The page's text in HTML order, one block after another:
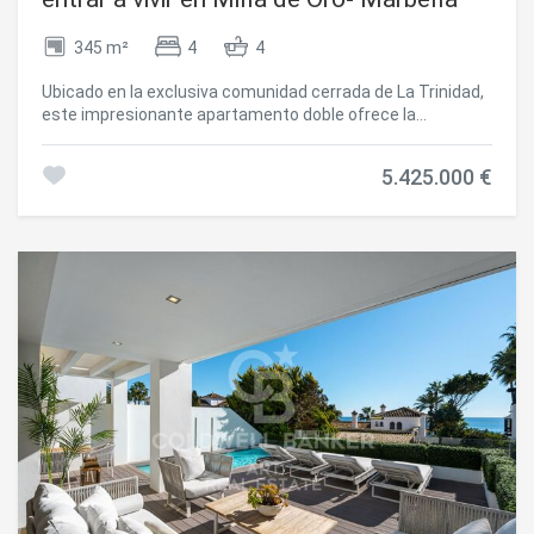
345 m² 4 4
Ubicado en la exclusiva comunidad cerrada de La Trinidad,
este impresionante apartamento doble ofrece la
solo unos minutos de Puente Romano, Marbella Club y la
Con una superficie interior de 344,5 m² más 63,5 m² de
terrazas, la propiedad cuenta con cuatro amplios
dormitorios, cada uno con su baño en suite, ofreciendo
privacidad y confort a todos los miembros de la familia o
invitados. Los interiores destacan por su elegancia
moderna un espacioso salón de planta abierta se conecta
de forma fluida con las generosas terrazas, creando el
entorno ideal para relajarse o disfrutar de reuniones con
vistas a los tranquilos jardines de la comunidad. La cocina
totalmente equipada complementa el diseño sofisticado
del apartamento, con acabados contemporáneos y
electrodomésticos de alta gama. Cada detalle, desde la
iluminación ambiental hasta el mobiliario de diseño, ha sido
5.425.000 €